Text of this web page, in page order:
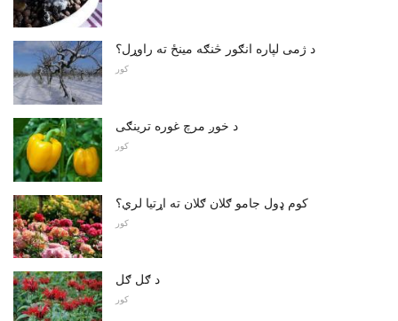
د ژمی لپاره انګور څنګه مینځ ته راوړل؟
کور
د خوږ مرچ غوره ترینګی
کور
کوم ډول جامو ګلان ګلان ته اړتیا لري؟
کور
د ګل ګل
کور